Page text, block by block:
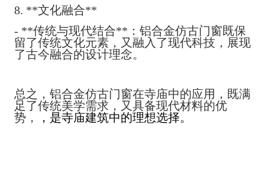
8. **文化融合**
- **传统与现代结合**：铝合金仿古门窗既保
留了传统文化元素，又融入了现代科技，展现
了古今融合的设计理念。
总之，铝合金仿古门窗在寺庙中的应用，既满
足了传统美学需求，又具备现代材料的优
势，
，是寺庙建筑中的理想选择。